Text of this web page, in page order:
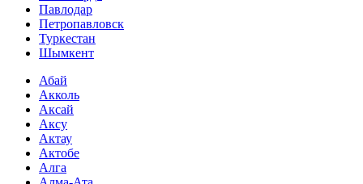
Павлодар
Петропавловск
Туркестан
Шымкент
Абай
Акколь
Аксай
Аксу
Актау
Актобе
Алга